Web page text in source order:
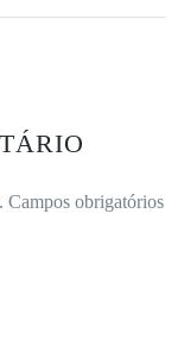
Campos obrigatórios